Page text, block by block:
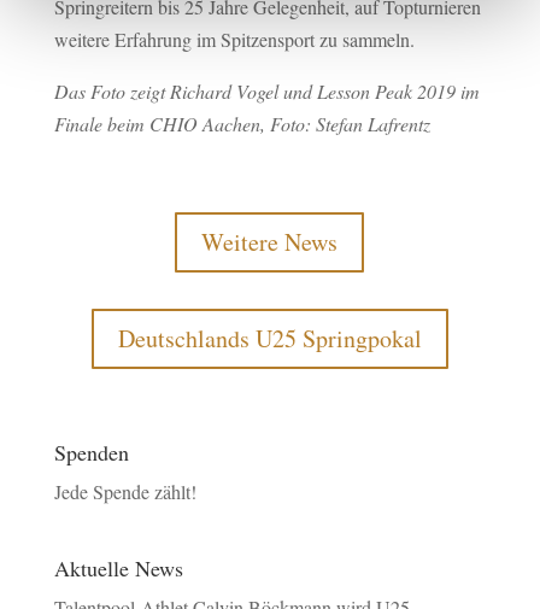
Springreitern bis 25 Jahre Gelegenheit, auf Topturnieren
weitere Erfahrung im Spitzensport zu sammeln.
Das Foto zeigt Richard Vogel und Lesson Peak 2019 im
Finale beim CHIO Aachen, Foto: Stefan Lafrentz
Weitere News
Deutschlands U25 Springpokal
Spenden
Jede Spende zählt!
Aktuelle News